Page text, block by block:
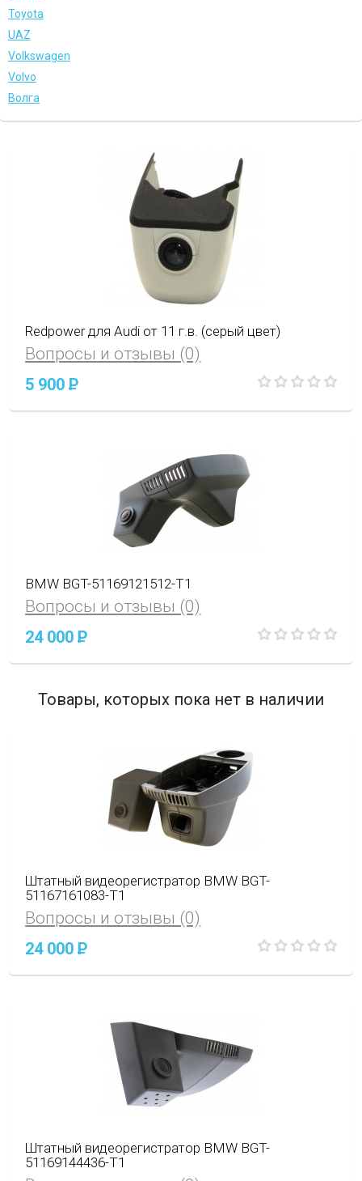
Toyota
UAZ
Volkswagen
Volvo
Волга
Redpower для Audi от 11 г.в. (серый цвет)
Вопросы и отзывы (0)
5 900P
BMW BGT-51169121512-T1
Вопросы и отзывы (0)
24 000P
Товары, которых пока нет в наличии
Штатный видеорегистратор BMW BGT-
51167161083-T1
Вопросы и отзывы (0)
24 000P
Штатный видеорегистратор BMW BGT-
51169144436-T1